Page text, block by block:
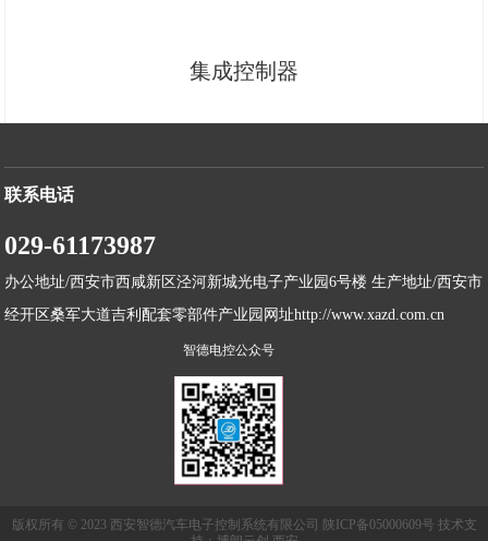
集成控制器
联系电话
029-61173987
办公地址/西安市西咸新区泾河新城光电子产业园6号楼 生产地址/西安市
经开区桑军大道吉利配套零部件产业园网址http://www.xazd.com.cn
智德电控公众号
版权所有 © 2023 西安智德汽车电子控制系统有限公司 陕ICP备05000609号 技术支